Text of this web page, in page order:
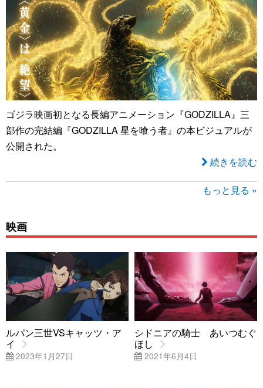
ゴジラ映画初となる長編アニメーション『GODZILLA』三
部作の完結編『GODZILLA 星を喰う者』の本ビジュアルが
公開された。
続きを読む
もっと見る »
映画
ルパン三世VSキャッツ・ア
イ
2023年1月27日
シドニアの騎士 あいつむぐ
ほし
2021年6月4日